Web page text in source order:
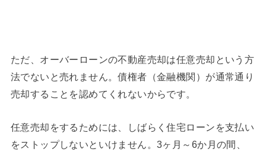
ただ、オーバーローンの不動産売却は任意売却という方
法でないと売れません。債権者（金融機関）が通常通り
売却することを認めてくれないからです。
任意売却をするためには、しばらく住宅ローンを支払い
をストップしないといけません。3ヶ月～6か月の間、